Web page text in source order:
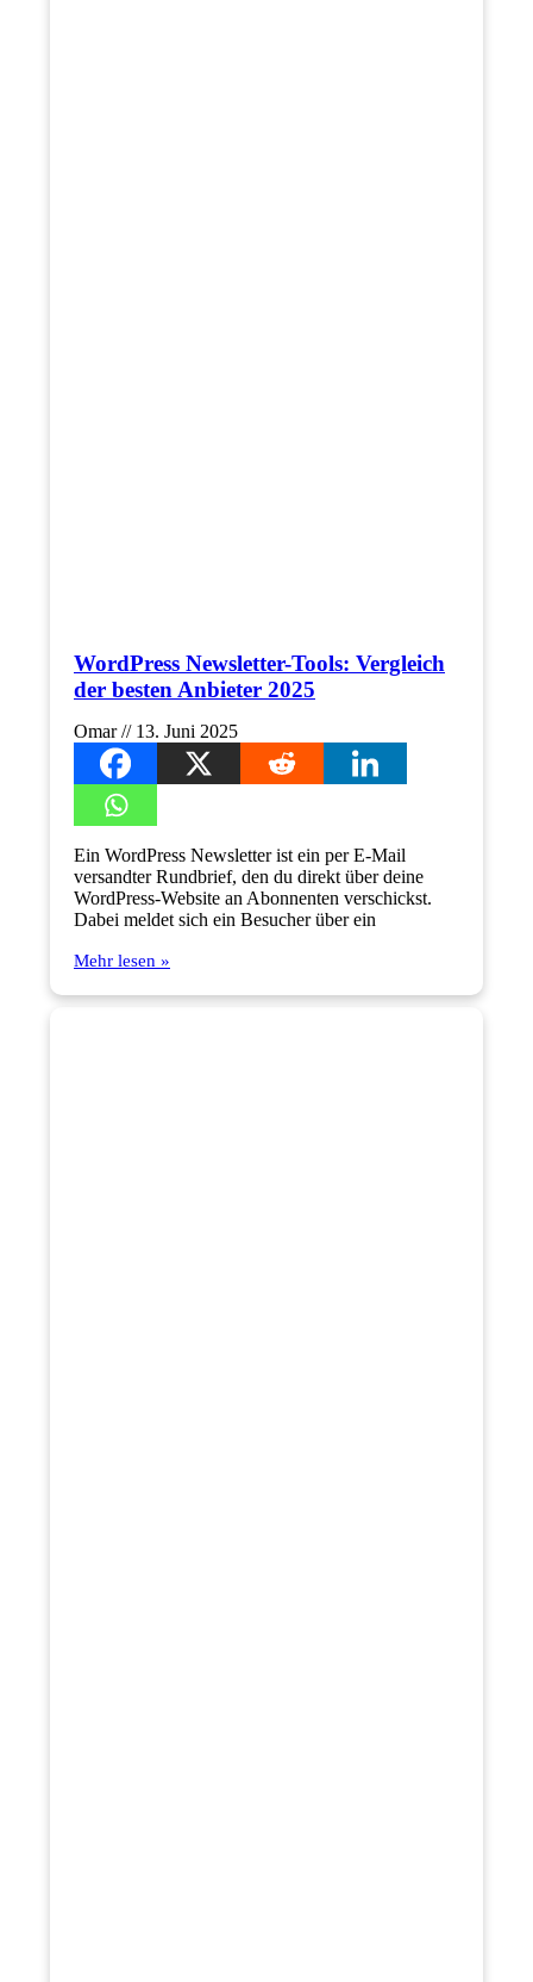
WordPress Newsletter-Tools: Vergleich
der besten Anbieter 2025
Omar 13. Juni 2025
Ein WordPress Newsletter ist ein per E-Mail
versandter Rundbrief, den du direkt über deine
WordPress-Website an Abonnenten verschickst.
Dabei meldet sich ein Besucher über ein
Mehr lesen »